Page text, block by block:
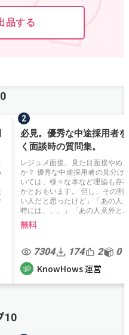
品する
必見。優秀な中途採用者
く面談時の質問集。
レジュメ面接、見た目面接やめ
か？ 優秀な中途採用者の見分け
いては、様々な本など理論も存
かとおもいます。 但し、その割
い人だと思ったけど」「あの人
時には、、、」「あの人意外と...
無料
7304 174 2 0
KnowHows 運営
10